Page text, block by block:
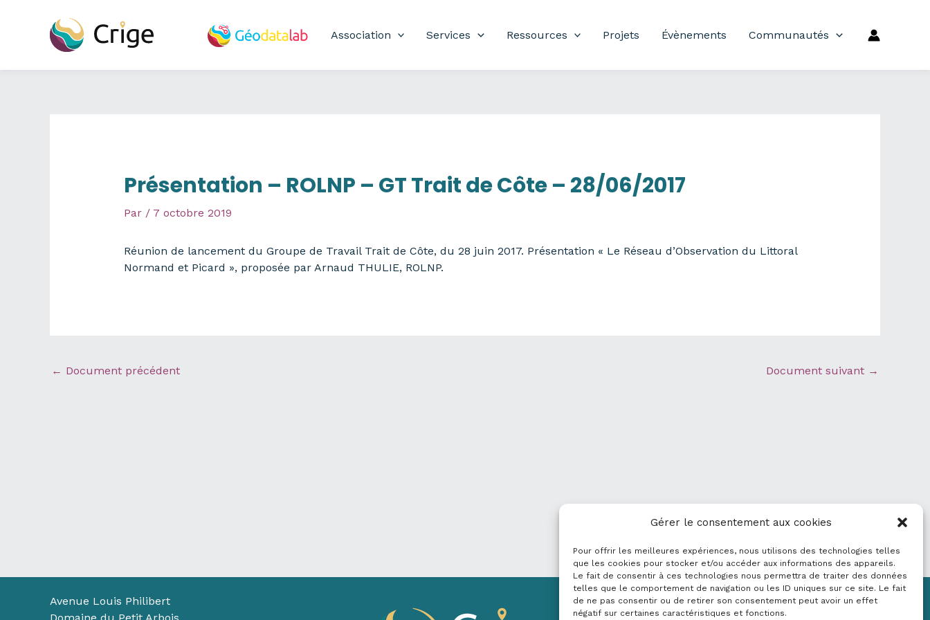
Gérer le consentement aux cookies
Pour offrir les meilleures expériences, nous utilisons des technologies telles
que les cookies pour stocker et/ou accéder aux informations des appareils.
Le fait de consentir à ces technologies nous permettra de traiter des données
telles que le comportement de navigation ou les ID uniques sur ce site. Le fait
de ne pas consentir ou de retirer son consentement peut avoir un effet
négatif sur certaines caractéristiques et fonctions.
Association Services Ressources Projets Évènements Communautés
Présentation – ROLNP – GT Trait de Côte – 28/06/2017
Par / 7 octobre 2019
Réunion de lancement du Groupe de Travail Trait de Côte, du 28 juin 2017. Présentation « Le Réseau d’Observation du Littoral
Normand et Picard », proposée par Arnaud THULIE, ROLNP.
← Document précédent Document suivant →
Avenue Louis Philibert
Mentions légales